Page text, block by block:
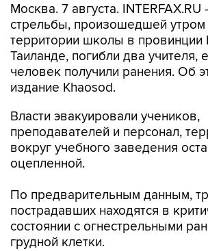
Москва. 7 августа. INTERFAX.RU
стрельбы, произошедшей утром
территории школы в провинции
Таиланде, погибли два
человек получили ранения. Об
издание Khaosod.
Власти эвакуировали учеников,
преподавателей и персонал,
вокруг учебного заведения
оцепленной.
По предварительным данным,
пострадавших находятся в
состоянии с огнестрельными
грудной клетки.